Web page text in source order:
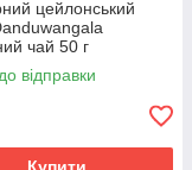
цейлонський
чай 50 г
відправки